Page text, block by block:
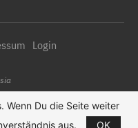
Login
Wenn Du die Seite weiter
aus.
OK